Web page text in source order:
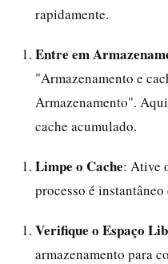
rapidamente.
Entre em
"Armazenamento e
Armazenamento".
cache acumulado.
Limpe o Cache: Ative
processo é
Verifique o Espaço
armazenamento para